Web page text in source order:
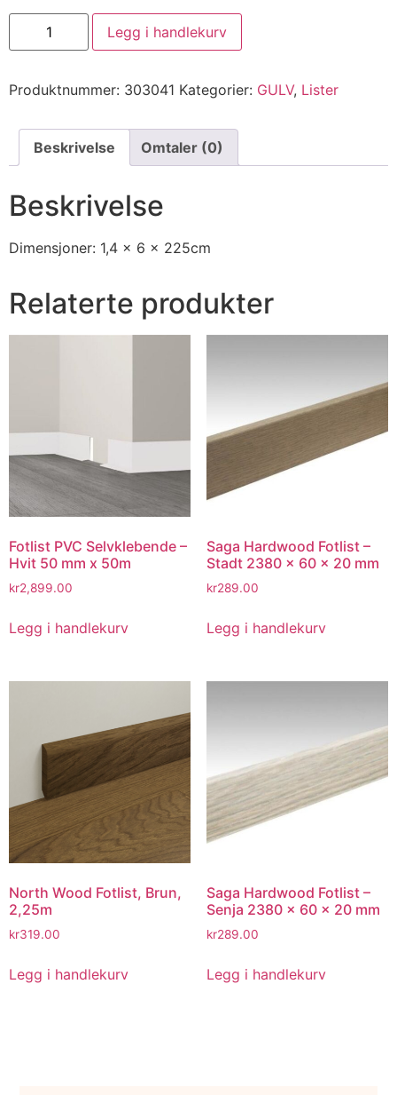
Legg i handlekurv
Produktnummer: 303041 Kategorier: GULV, Lister
Beskrivelse Omtaler (0)
Beskrivelse
Dimensjoner: 1,4 x 6 x 225cm
Relaterte produkter
Fotlist PVC Selvklebende –
Hvit 50 mm x 50m
kr2,899.00
Legg i handlekurv
Saga Hardwood Fotlist –
Stadt 2380 x 60 x 20 mm
kr289.00
Legg i handlekurv
North Wood Fotlist, Brun,
2,25m
kr319.00
Legg i handlekurv
Saga Hardwood Fotlist –
Senja 2380 x 60 x 20 mm
kr289.00
Legg i handlekurv